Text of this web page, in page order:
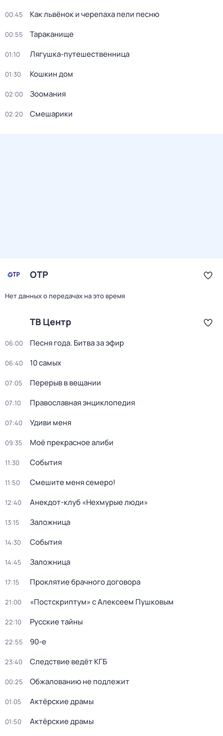
00:45 Как львёнок и черепаха пели песню
00:55 Тараканище
01:10 Лягушка-путешественница
01:30 Кошкин дом
02:00 Зоомания
02:20 Смешарики
ОТР
Нет данных о передачах на это время
ТВ Центр
06:00 Песня года. Битва за эфир
06:40 10 самых
07:05 Перерыв в вещании
07:10 Православная энциклопедия
07:40 Удиви меня
09:35 Моё прекрасное алиби
11:30 События
11:50 Смешите меня семеро!
12:40 Анекдот-клуб «Нехмурые люди»
13:15 Заложница
14:30 События
14:45 Заложница
17:15 Проклятие брачного договора
21:00 «Постскриптум» с Алексеем Пушковым
22:10 Русские тайны
22:55 90-е
23:40 Следствие ведёт КГБ
00:25 Обжалованию не подлежит
01:05 Актёрские драмы
01:50 Актёрские драмы